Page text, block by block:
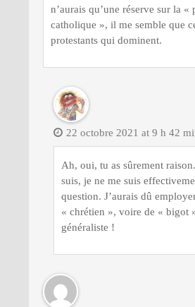
n’aurais qu’une réserve sur la «
catholique », il me semble que
protestants qui dominent.
22 octobre 2021 at 9 h 42
Ah, oui, tu as sûrement
suis, je ne me suis
question. J’aurais dû
« chrétien », voire de « bigot
généraliste !